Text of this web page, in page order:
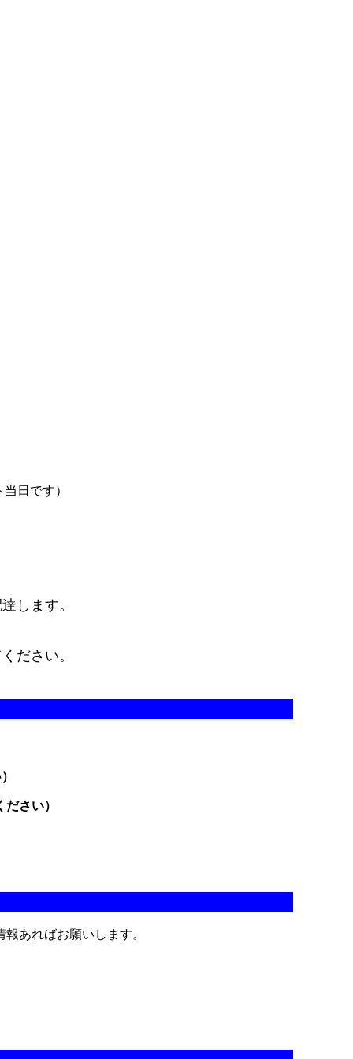
日です）
配達します。
ださい。
さい）
あればお願いします。